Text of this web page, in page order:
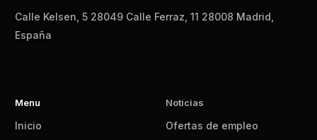
Calle Kelsen, 5 28049 Calle Ferraz, 11 28008 Madrid,
España
Menu
Inicio
Noticias
Ofertas de empleo